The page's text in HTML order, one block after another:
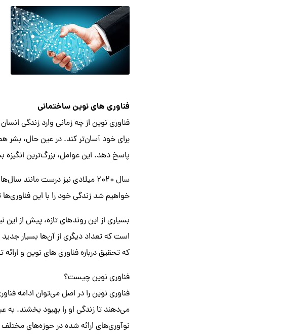
فناوری های نوین ساختمانی
فناوری نوین از چه زمانی وارد زندگی
برای خود آسان‌تر کند. در عین حال، بشر
پاسخ دهد. این عوامل، بزرگ‌ترین انگیزه
سال 2020 میلادی نیز درست
خواهیم شد زندگی خود را با این
بسیاری از این روندهای تازه، پیش از این
است که تعداد دیگری از آن‌ها بسیار
که تحقیق درباره فناوری های نوین و
فناوری نوین چیست؟
فناوری نوین را در اصل می‌توان ادامه
می‌دهند تا زندگی او را بهبود بخشند. به
نوآوری‌های ارائه شده در حوزه‌های مختلف